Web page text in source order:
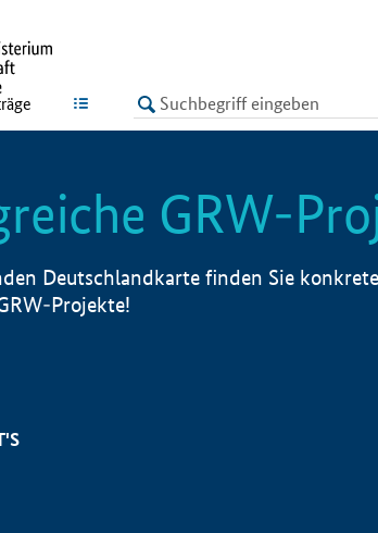
LISTE
GRW-
Deutschlandkarte finden Sie
Projekte!